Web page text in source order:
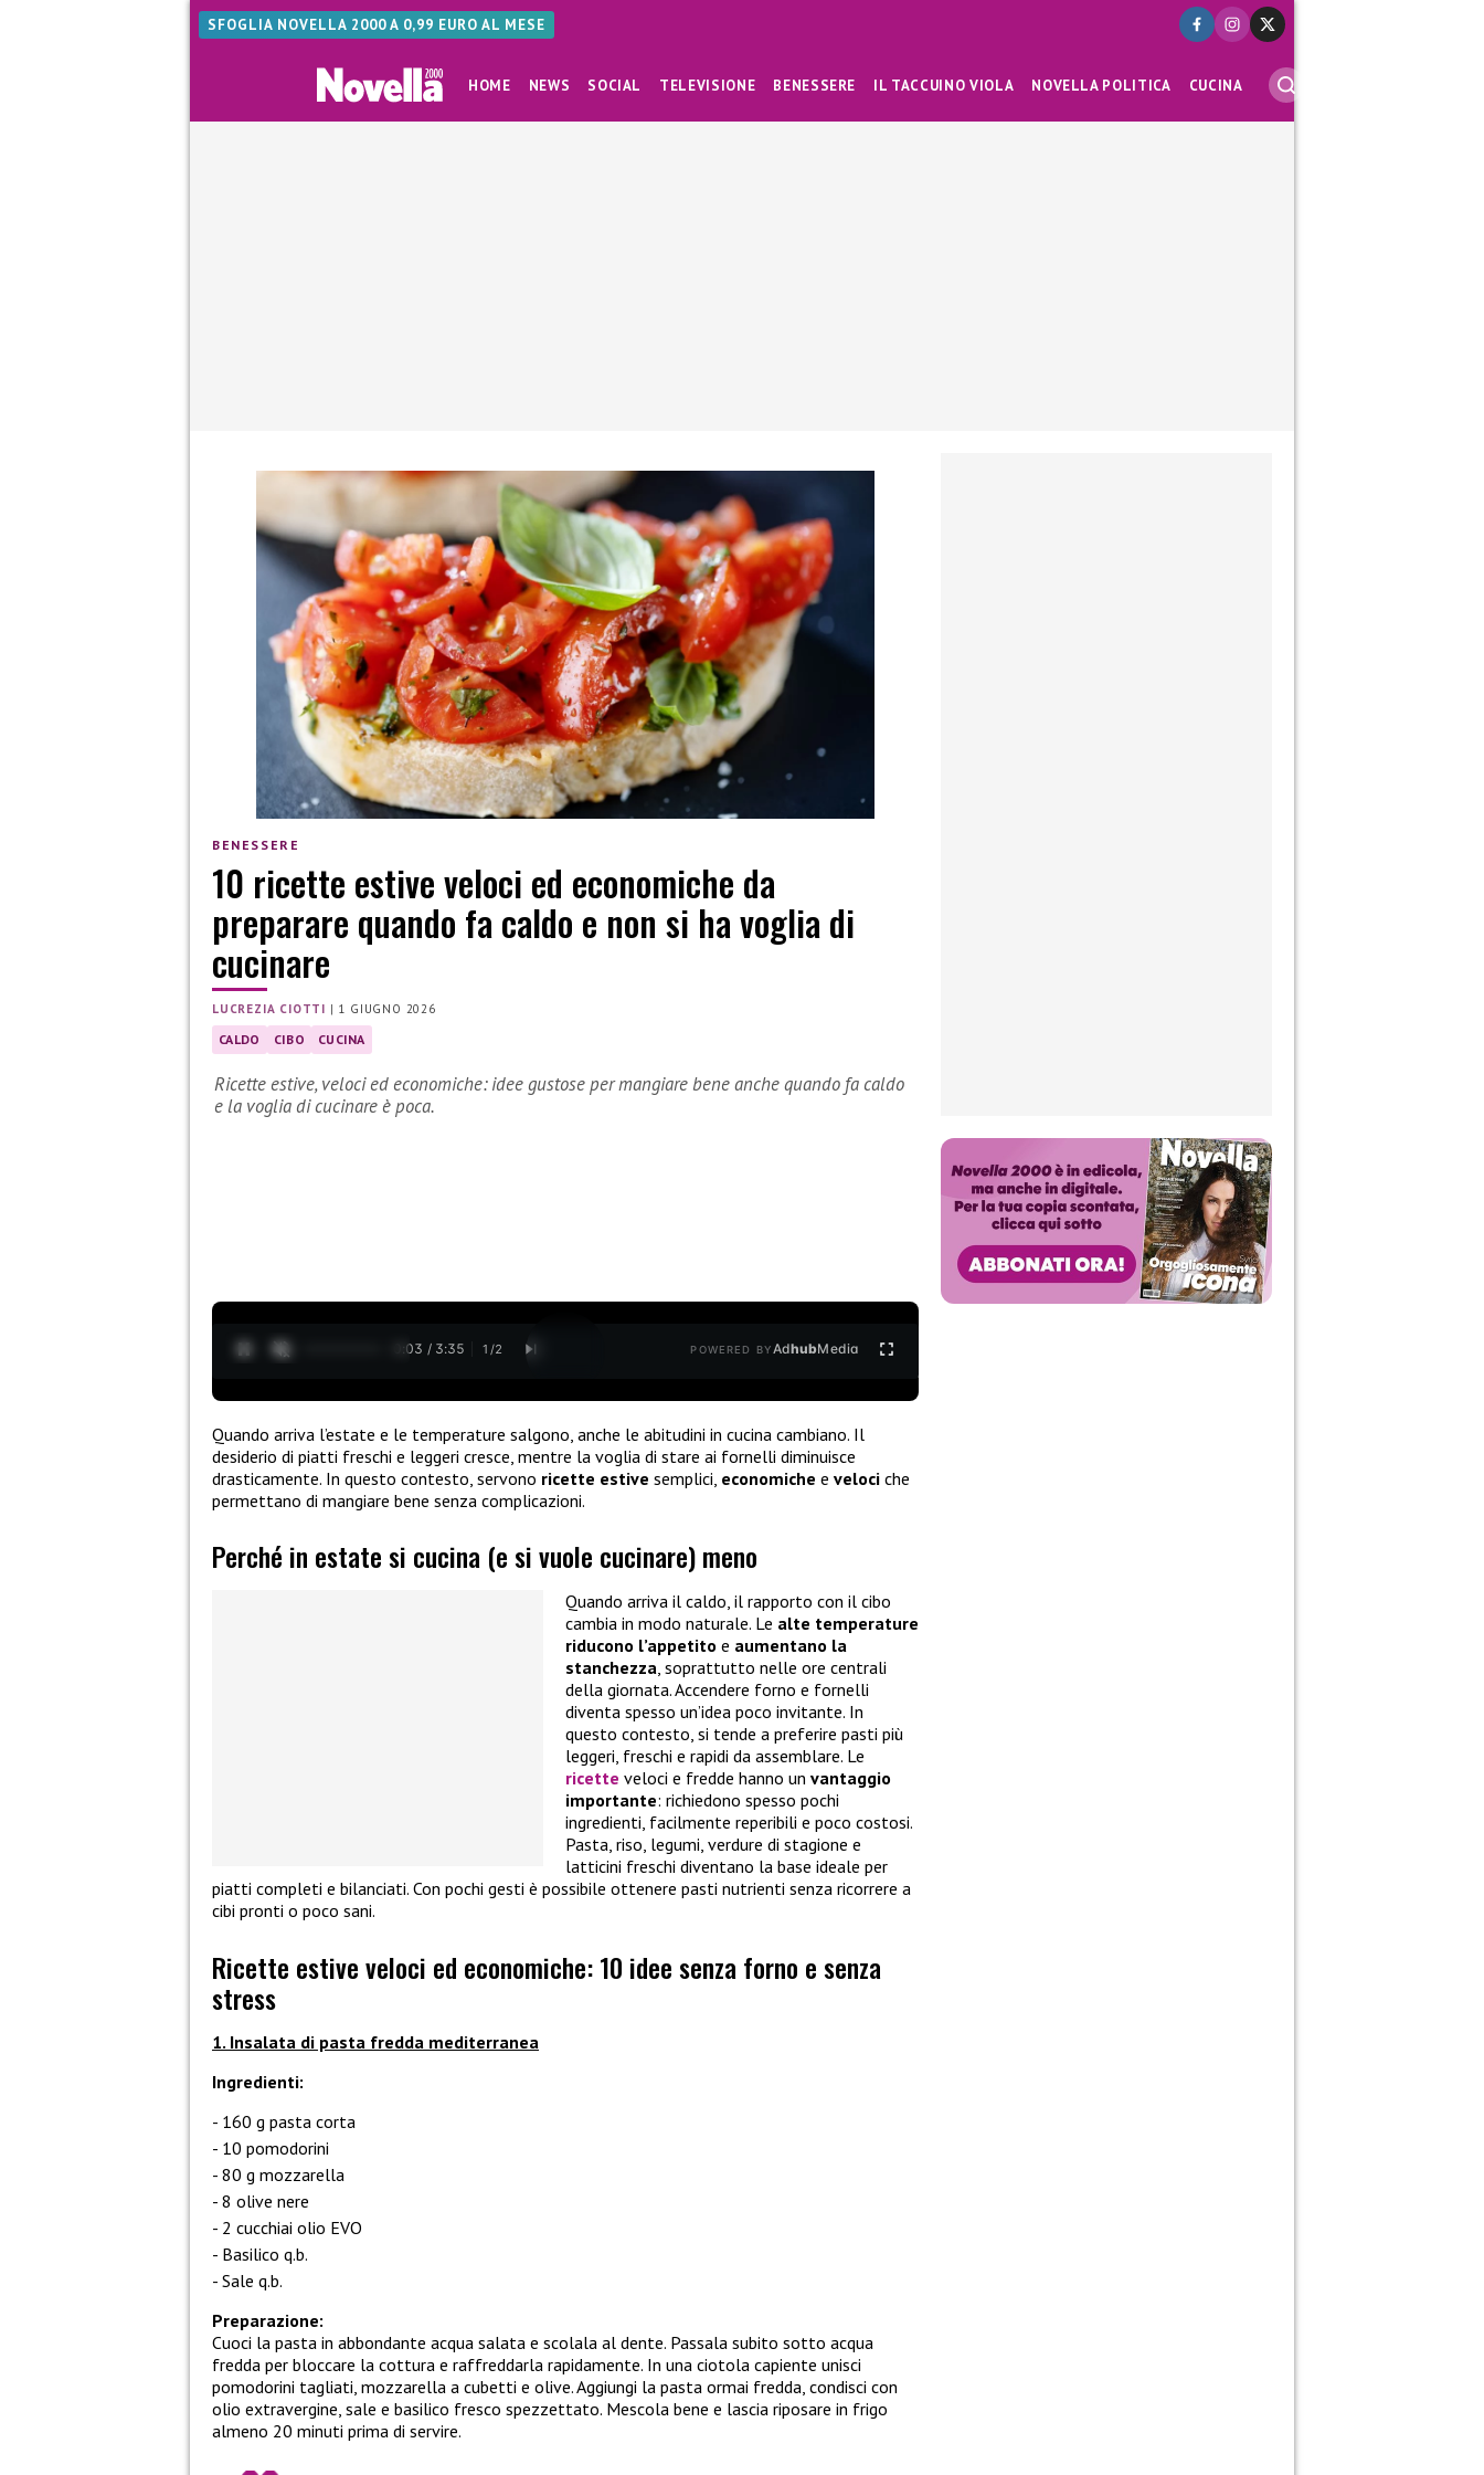
SFOGLIA NOVELLA 2000 A 0,99 EURO AL MESE
HOME NEWS SOCIAL TELEVISIONE BENESSERE IL TACCUINO VIOLA NOVELLA POLITICA CUCINA
BENESSERE
10 ricette estive veloci ed economiche da
preparare quando fa caldo e non si ha voglia di
cucinare
LUCREZIA CIOTTI | 1 GIUGNO 2026
CALDO CIBO CUCINA
Ricette estive, veloci ed economiche: idee gustose per mangiare bene anche quando fa caldo
e la voglia di cucinare è poca.
0:04 / 3:35 1 /2 POWERED BYAdhubMedia
Quando arriva l’estate e le temperature salgono, anche le abitudini in cucina cambiano. Il
desiderio di piatti freschi e leggeri cresce, mentre la voglia di stare ai fornelli diminuisce
drasticamente. In questo contesto, servono ricette estive semplici, economiche e veloci che
permettano di mangiare bene senza complicazioni.
Perché in estate si cucina (e si vuole cucinare) meno
Quando arriva il caldo, il rapporto con il cibo
cambia in modo naturale. Le alte temperature
riducono l’appetito e aumentano la
stanchezza, soprattutto nelle ore centrali
della giornata. Accendere forno e fornelli
diventa spesso un’idea poco invitante. In
questo contesto, si tende a preferire pasti più
leggeri, freschi e rapidi da assemblare. Le
ricette veloci e fredde hanno un vantaggio
importante: richiedono spesso pochi
ingredienti, facilmente reperibili e poco costosi.
Pasta, riso, legumi, verdure di stagione e
latticini freschi diventano la base ideale per
piatti completi e bilanciati. Con pochi gesti è possibile ottenere pasti nutrienti senza ricorrere a
cibi pronti o poco sani.
Ricette estive veloci ed economiche: 10 idee senza forno e senza
stress
1. Insalata di pasta fredda mediterranea
Ingredienti:
160 g pasta corta
10 pomodorini
80 g mozzarella
8 olive nere
2 cucchiai olio EVO
Basilico q.b.
Sale q.b.
Preparazione:
Cuoci la pasta in abbondante acqua salata e scolala al dente. Passala subito sotto acqua
fredda per bloccare la cottura e raffreddarla rapidamente. In una ciotola capiente unisci
pomodorini tagliati, mozzarella a cubetti e olive. Aggiungi la pasta ormai fredda, condisci con
olio extravergine, sale e basilico fresco spezzettato. Mescola bene e lascia riposare in frigo
almeno 20 minuti prima di servire.